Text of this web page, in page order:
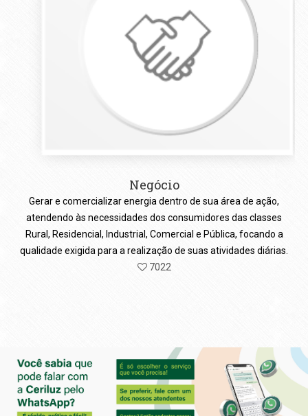
Negócio
Gerar e comercializar energia dentro de sua área de ação,
atendendo às necessidades dos consumidores das classes
Rural, Residencial, Industrial, Comercial e Pública, focando a
qualidade exigida para a realização de suas atividades diárias.
7022